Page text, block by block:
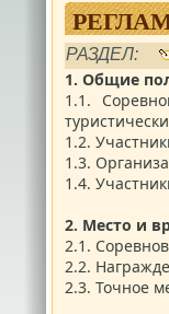
РАЗДЕЛ:
1. Общие
1.1.
1.2.
1.3.
1.4.
2. Место и
2.1.
2.2.
2.3. Точное